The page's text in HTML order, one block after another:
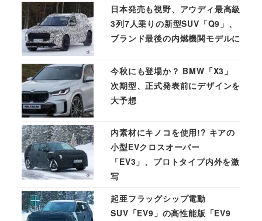
日本発売も視野、アウディ最高級
3列7人乗りの新型SUV「Q9」、
ブランド最後の内燃機関モデルに
今秋にも登場か？ BMW「X3」
次期型、正式発表前にデザインを
大予想
内素材にキノコを使用!? キアの
小型EVクロスオーバー
「EV3」、プロトタイプ内外を激
写
起亜フラッグシップ電動
SUV「EV9」の高性能版「EV9